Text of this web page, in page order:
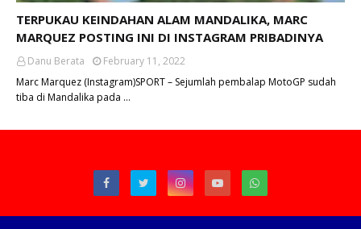
TERPUKAU KEINDAHAN ALAM MANDALIKA, MARC
MARQUEZ POSTING INI DI INSTAGRAM PRIBADINYA
Danu Berata
February 11, 2022
Marc Marquez (Instagram)SPORT – Sejumlah pembalap MotoGP sudah
tiba di Mandalika pada …